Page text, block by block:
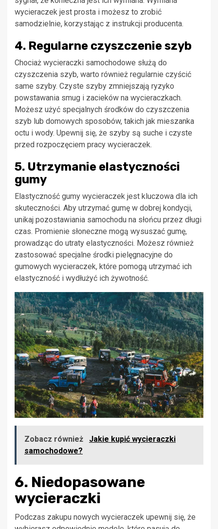
wycieraczek jest prosta i możesz to zrobić
samodzielnie, korzystając z instrukcji producenta.
4. Regularne czyszczenie szyb
Chociaż wycieraczki samochodowe służą do
czyszczenia szyb, warto również regularnie czyścić
same szyby. Czyste szyby zmniejszają ryzyko
powstawania smug i zacieków na wycieraczkach.
Możesz użyć specjalnych środków do czyszczenia
szyb lub domowych sposobów, takich jak mieszanka
octu i wody. Upewnij się, że szyby są suche i czyste
przed rozpoczęciem pracy wycieraczek.
5. Utrzymanie elastyczności
gumy
Elastyczność gumy wycieraczek jest kluczowa dla ich
skuteczności. Aby utrzymać gumę w dobrej kondycji,
unikaj pozostawiania samochodu na słońcu przez długi
czas. Promienie słoneczne mogą wysuszać gumę,
prowadząc do utraty elastyczności. Możesz również
zastosować specjalne środki pielęgnacyjne do
gumowych wycieraczek, które pomogą utrzymać ich
elastyczność i wydłużyć ich żywotność.
Zobacz również
Jakie kupić wycieraczki
samochodowe?
6. Niedopasowane
wycieraczki
Podczas zakupu nowych wycieraczek upewnij się, że